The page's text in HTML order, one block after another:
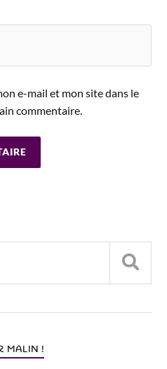
e-mail et mon site dans le
commentaire.
MALIN !